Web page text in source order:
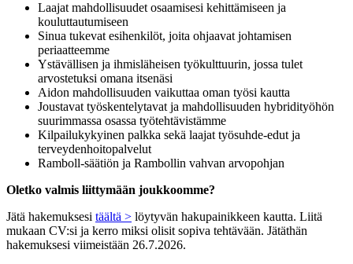
Laajat mahdollisuudet osaamisesi kehittämiseen ja
kouluttautumiseen
Sinua tukevat esihenkilöt, joita ohjaavat johtamisen
periaatteemme
Ystävällisen ja ihmisläheisen työkulttuurin, jossa tulet
arvostetuksi omana itsenäsi
Aidon mahdollisuuden vaikuttaa oman työsi kautta
Joustavat työskentelytavat ja mahdollisuuden hybridityöhön
suurimmassa osassa työtehtävistämme
Kilpailukykyinen palkka sekä laajat työsuhde-edut ja
terveydenhoitopalvelut
Ramboll-säätiön ja Rambollin vahvan arvopohjan
Oletko valmis liittymään joukkoomme?
Jätä hakemuksesi täältä > löytyvän hakupainikkeen kautta. Liitä
mukaan CV:si ja kerro miksi olisit sopiva tehtävään. Jätäthän
hakemuksesi viimeistään 26.7.2026.